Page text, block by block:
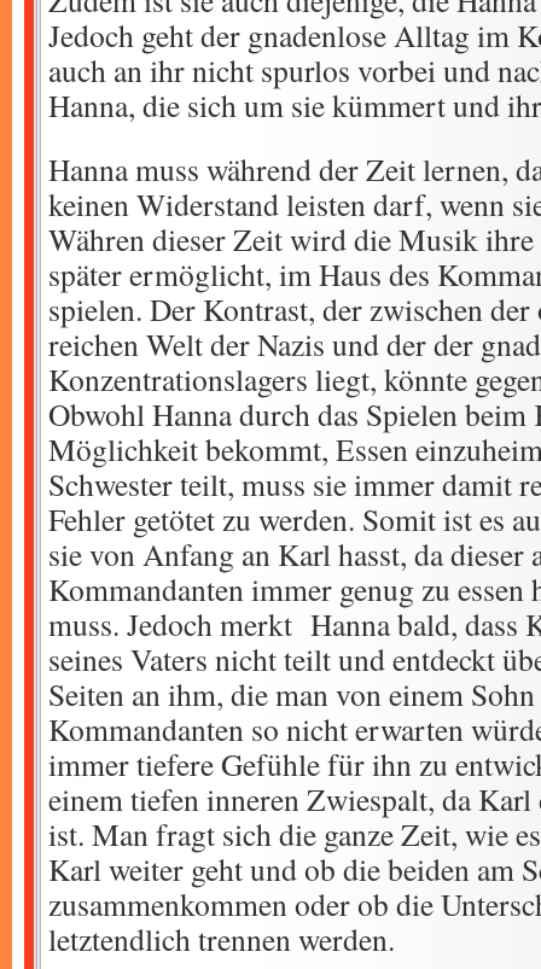
Jedoch geht der gnadenlose Alltag im
auch an ihr nicht spurlos vorbei und
Hanna, die sich um sie kümmert und
Hanna muss während der Zeit lernen,
keinen Widerstand leisten darf, wenn
Währen dieser Zeit wird die Musik ihre
später ermöglicht, im Haus des
spielen. Der Kontrast, der zwischen
reichen Welt der Nazis und der der
Konzentrationslagers liegt, könnte
Obwohl Hanna durch das Spielen beim
Möglichkeit bekommt, Essen
Schwester teilt, muss sie immer damit
Fehler getötet zu werden. Somit ist es
sie von Anfang an Karl hasst, da dieser
Kommandanten immer genug zu essen
muss. Jedoch merkt Hanna bald, dass
seines Vaters nicht teilt und entdeckt
Seiten an ihm, die man von einem
Kommandanten so nicht erwarten
immer tiefere Gefühle für ihn zu
einem tiefen inneren Zwiespalt, da Karl
ist. Man fragt sich die ganze Zeit, wie
Karl weiter geht und ob die beiden am
zusammenkommen oder ob die
letztendlich trennen werden.